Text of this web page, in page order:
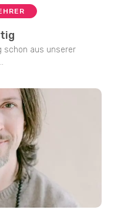
schon aus unserer